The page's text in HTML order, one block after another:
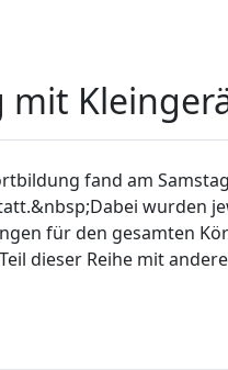
mit
fand am
wurden
für den gesamten
dieser Reihe mit